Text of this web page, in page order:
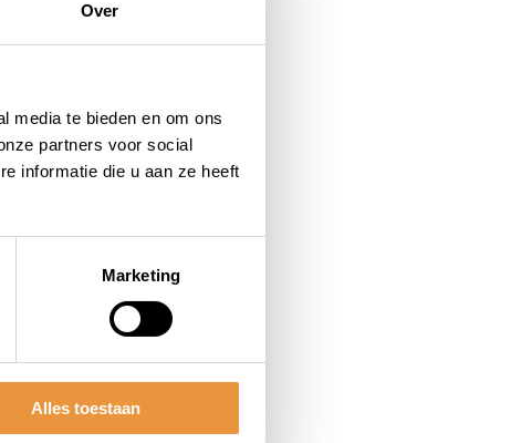
Over
media te bieden en om ons
partners voor social
informatie die u aan ze heeft
Marketing
Alles toestaan